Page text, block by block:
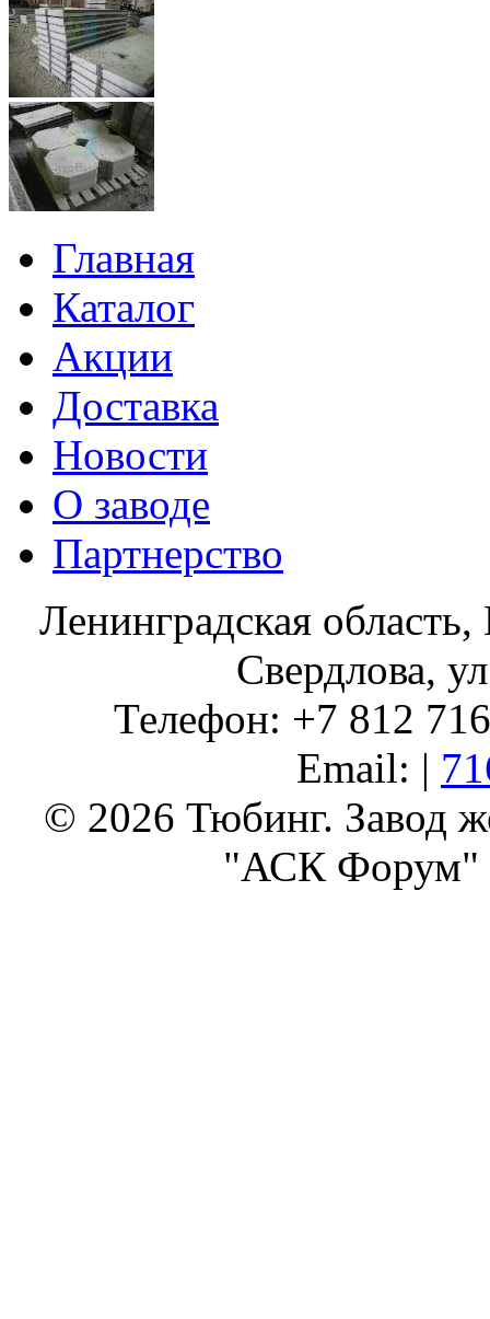
Главная
Каталог
Акции
Доставка
Новости
О заводе
Партнерство
Ленинградская
Свердлова,
Телефон: +7 812
Email: |
© 2026 Тюбинг. Завод
"АСК Форум"